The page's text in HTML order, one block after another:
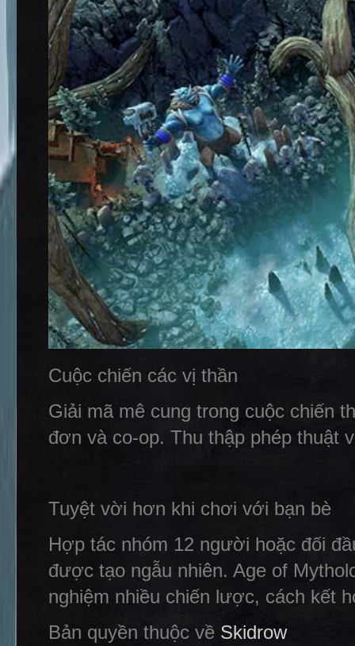
Cuộc chiến các vị thần
Giải mã mê cung trong cuộc chiến
đơn và co-op. Thu thập phép thuật
Tuyệt vời hơn khi chơi với bạn bè
Hợp tác nhóm 12 người hoặc đối
được tạo ngẫu nhiên. Age of
nghiệm nhiều chiến lược, cách kết
Bản quyền thuộc về Skidrow